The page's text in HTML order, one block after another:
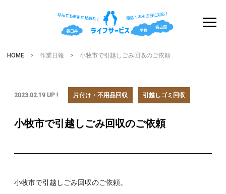
HOME > 作業日報 > 小牧市で引越しごみ回収のご依頼
2023.02.19 UP ! 片付け・不用品回収 引越しゴミ回収
小牧市で引越しごみ回収のご依頼
小牧市で引越しごみ回収のご依頼。